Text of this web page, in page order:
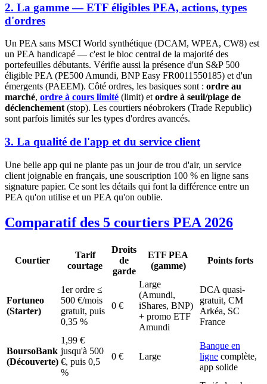
2. La gamme — ETF éligibles PEA, actions, types
d'ordres
Un PEA sans MSCI World synthétique (DCAM, WPEA, CW8) est
un PEA handicapé — c'est le bloc central de la majorité des
portefeuilles débutants. Vérifie aussi la présence d'un S&P 500
éligible PEA (PE500 Amundi, BNP Easy FR0011550185) et d'un
émergents (PAEEM). Côté ordres, les basiques sont : ordre au
marché, ordre à cours limité (limit) etordre à seuil/plage de
déclenchement(stop). Les courtiers néobrokers (Trade Republic)
sont parfois limités sur les types d'ordres avancés.
3. La qualité de l'app et du service client
Une belle app qui ne plante pas un jour de trou d'air, un service
client joignable en français, une souscription 100 % en ligne sans
signature papier. Ce sont les détails qui font la différence entre un
PEA qu'on utilise et un PEA qu'on oublie.
Comparatif des 5 courtiers PEA 2026
Courtier
Tarif
courtage
Droits
de
garde
ETF PEA
(gamme)
Points forts
Fortuneo
(Starter)
1er ordre ≤
500 €/mois
gratuit, puis
0,35 %
0 €
Large
(Amundi,
iShares, BNP)
+ promo ETF
Amundi
DCA quasi-
gratuit, CM
Arkéa, SC
France
BoursoBank
(Découverte)
1,99 €
jusqu'à 500
€, puis 0,5
%
0 € Large
Banque en
ligne complète,
app solide